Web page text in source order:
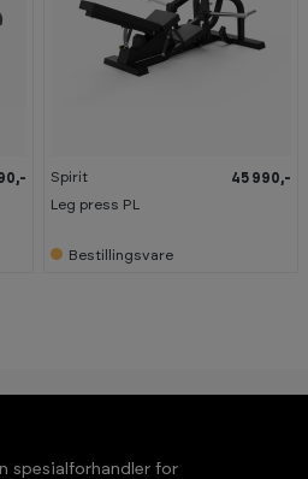
Spirit
Leg press PL
45 990,-
Bestillingsvare
spesialforhandler for